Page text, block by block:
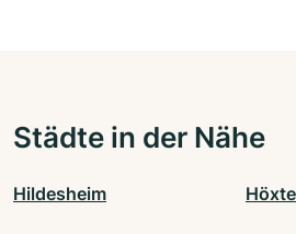
Städte in der Nähe
Hildesheim